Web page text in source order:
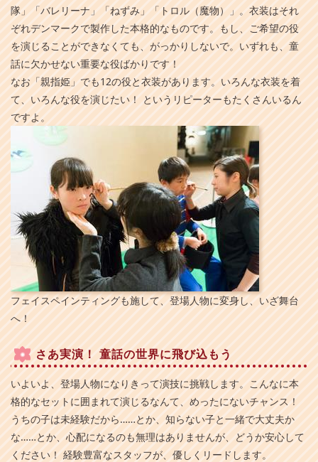
隊」「バレリーナ」「ねずみ」「トロル（魔物）」。衣装はそれ
ぞれデンマークで製作した本格的なものです。もし、ご希望の役
を演じることができなくても、がっかりしないで。いずれも、童
話に欠かせない重要な役ばかりです！
なお「親指姫」でも12の役と衣装があります。いろんな衣装を着
て、いろんな役を演じたい！ というリピーターもたくさんいるん
ですよ。
フェイスペインティングも施して、登場人物に変身し、いざ舞台
へ！
さあ実演！ 童話の世界に飛び込もう
いよいよ、登場人物になりきって演技に挑戦します。こんなに本
格的なセットに囲まれて演じるなんて、めったにないチャンス！
うちの子は未経験だから……とか、知らない子と一緒で大丈夫か
な……とか、心配になるのも無理はありませんが、どうか安心して
ください！ 経験豊富なスタッフが、優しくリードします。